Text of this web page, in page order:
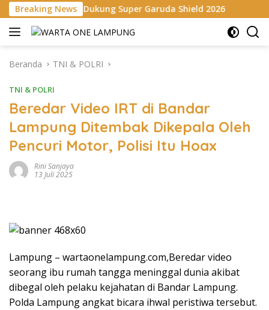
Langsung
ke
konten
Breaking News
Dukung Super Garuda Shield 2026 Danrem 043/
Beranda TNI & POLRI
TNI & POLRI
Beredar Video IRT di Bandar
Lampung Ditembak Dikepala Oleh
Pencuri Motor, Polisi Itu Hoax
Rini Sanjaya
13 Juli 2025
Lampung – wartaonelampung.com,Beredar video
seorang ibu rumah tangga meninggal dunia akibat
dibegal oleh pelaku kejahatan di Bandar Lampung.
Polda Lampung angkat bicara ihwal peristiwa tersebut.